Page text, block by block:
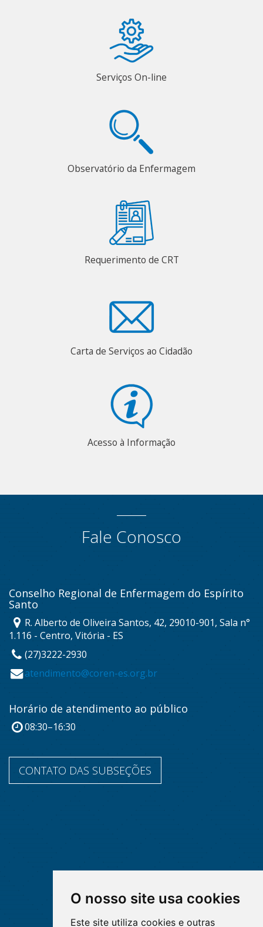
O nosso site usa cookies
Este site utiliza cookies e outras
Serviços On-line
Observatório da Enfermagem
Requerimento de CRT
Carta de Serviços ao Cidadão
Acesso à Informação
Fale Conosco
Conselho Regional de Enfermagem do Espírito
Santo
R. Alberto de Oliveira Santos, 42, 29010-901, Sala n°
1.116 - Centro, Vitória - ES
(27)3222-2930
atendimento@coren-es.org.br
Horário de atendimento ao público
08:30–16:30
CONTATO DAS SUBSEÇÕES